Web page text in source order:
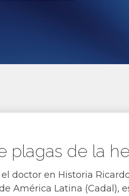
plagas de la
doctor en Historia
América Latina (Cadal),